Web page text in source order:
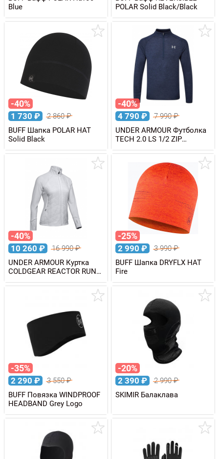
Blue
POLAR Solid Black/Black
-40%
1 730 ₽ 2 860₽
BUFF Шапка POLAR HAT
Solid Black
-40%
4 790 ₽ 7 990₽
UNDER ARMOUR Футболка
TECH 2.0 LS 1/2 ZIP
мужская
-40%
10 260 ₽ 16 990₽
UNDER ARMOUR Куртка
COLDGEAR REACTOR RUN
INSULATED женская
-25%
2 990 ₽ 3 990₽
BUFF Шапка DRYFLX HAT
Fire
-35%
2 290 ₽ 3 550₽
BUFF Повязка WINDPROOF
HEADBAND Grey Logo
-20%
2 390 ₽ 2 990₽
SKIMIR Балаклава